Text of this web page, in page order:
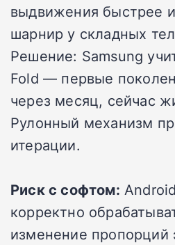
выдвижения быстрее
шарнир у складных
Решение: Samsung
Fold — первые
через месяц, сейчас
Рулонный механизм
итерации.
Риск с софтом:
корректно
изменение пропорций